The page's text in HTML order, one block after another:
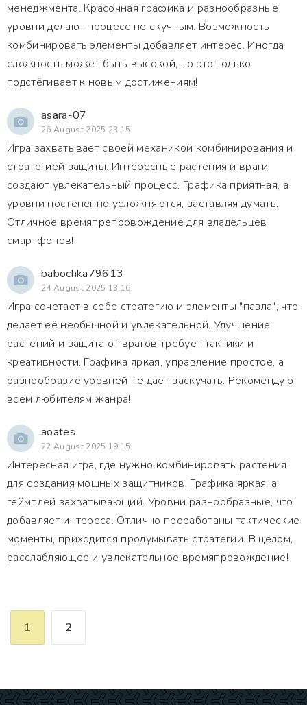
менеджмента. Красочная графика и разнообразные
уровни делают процесс не скучным. Возможность
комбинировать элементы добавляет интерес. Иногда
сложность может быть высокой, но это только
подстёгивает к новым достижениям!
asara-07
26 August 2025 23:15
Игра захватывает своей механикой комбинирования и
стратегией защиты. Интересные растения и враги
создают увлекательный процесс. Графика приятная, а
уровни постепенно усложняются, заставляя думать.
Отличное времяпрепровождение для владельцев
смартфонов!
babochka79613
24 August 2025 13:16
Игра сочетает в себе стратегию и элементы "пазла", что
делает её необычной и увлекательной. Улучшение
растений и защита от врагов требует тактики и
креативности. Графика яркая, управление простое, а
разнообразие уровней не дает заскучать. Рекомендую
всем любителям жанра!
aoates
22 August 2025 19:15
Интересная игра, где нужно комбинировать растения
для создания мощных защитников. Графика яркая, а
геймплей захватывающий. Уровни разнообразные, что
добавляет интереса. Отлично проработаны тактические
моменты, приходится продумывать стратегии. В целом,
расслабляющее и увлекательное времяпровождение!
1 2